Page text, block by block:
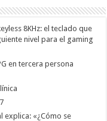
8KHz: el teclado que
nivel para el gaming
en tercera persona
explica: «¿Cómo se